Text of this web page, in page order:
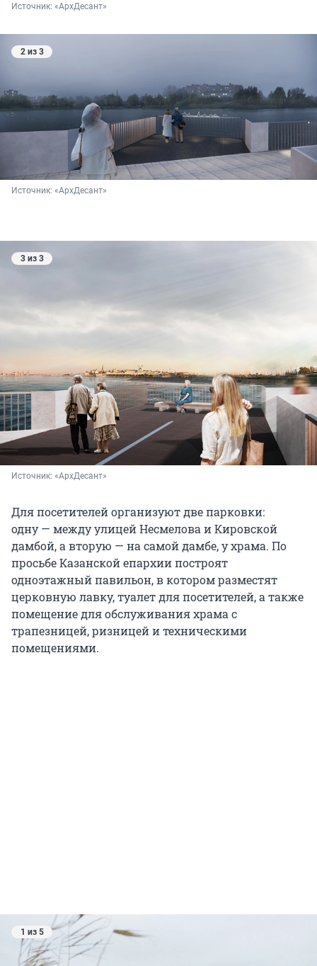
Источник: «АрхДесант»
2 из 3
Источник: «АрхДесант»
3 из 3
Источник: «АрхДесант»
Для посетителей организуют две парковки:
одну — между улицей Несмелова и Кировской
дамбой, а вторую — на самой дамбе, у храма. По
просьбе Казанской епархии построят
одноэтажный павильон, в котором разместят
церковную лавку, туалет для посетителей, а также
помещение для обслуживания храма с
трапезницей, ризницей и техническими
помещениями.
1 из 5